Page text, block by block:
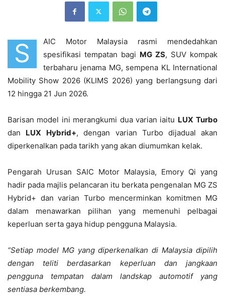
S
AIC Motor Malaysia rasmi mendedahkan
spesifikasi tempatan bagi MG ZS, SUV kompak
terbaharu jenama MG, sempena KL International
Mobility Show 2026 (KLIMS 2026) yang berlangsung dari
12 hingga 21 Jun 2026.
Barisan model ini merangkumi dua varian iaitu LUX Turbo
dan LUX Hybrid+, dengan varian Turbo dijadual akan
diperkenalkan pada tarikh yang akan diumumkan kelak.
Pengarah Urusan SAIC Motor Malaysia, Emory Qi yang
hadir pada majlis pelancaran itu berkata pengenalan MG ZS
Hybrid+ dan varian Turbo mencerminkan komitmen MG
dalam menawarkan pilihan yang memenuhi pelbagai
keperluan serta gaya hidup pengguna Malaysia.
“Setiap model MG yang diperkenalkan di Malaysia dipilih
dengan teliti berdasarkan keperluan dan jangkaan
pengguna tempatan dalam landskap automotif yang
sentiasa berkembang.